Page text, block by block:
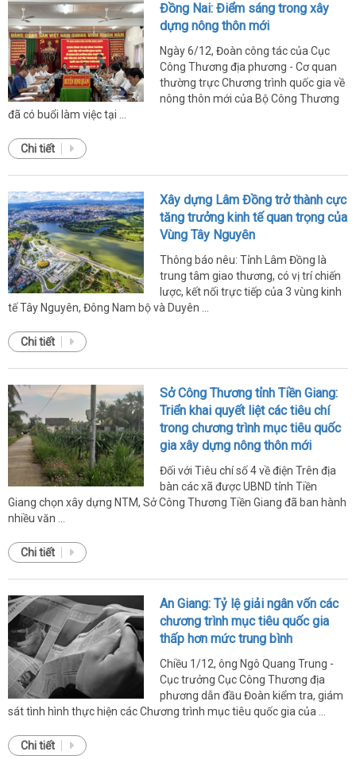
Đồng Nai: Điểm sáng trong xây
dựng nông thôn mới
Ngày 6/12, Đoàn công tác của Cục
Công Thương địa phương - Cơ quan
thường trực Chương trình quốc gia về
nông thôn mới của Bộ Công Thương
đã có buổi làm việc tại ...
Chi tiết
Xây dựng Lâm Đồng trở thành cực
tăng trưởng kinh tế quan trọng của
Vùng Tây Nguyên
Thông báo nêu: Tỉnh Lâm Đồng là
trung tâm giao thương, có vị trí chiến
lược, kết nối trực tiếp của 3 vùng kinh
tế Tây Nguyên, Đông Nam bộ và Duyên ...
Chi tiết
Sở Công Thương tỉnh Tiền Giang:
Triển khai quyết liệt các tiêu chí
trong chương trình mục tiêu quốc
gia xây dựng nông thôn mới
Đối với Tiêu chí số 4 về điện Trên địa
bàn các xã được UBND tỉnh Tiền
Giang chọn xây dựng NTM, Sở Công Thương Tiền Giang đã ban hành
nhiều văn ...
Chi tiết
An Giang: Tỷ lệ giải ngân vốn các
chương trình mục tiêu quốc gia
thấp hơn mức trung bình
Chiều 1/12, ông Ngô Quang Trung -
Cục trưởng Cục Công Thương địa
phương dẫn đầu Đoàn kiểm tra, giám
sát tình hình thực hiện các Chương trình mục tiêu quốc gia của ...
Chi tiết